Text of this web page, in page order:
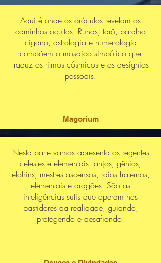
Aqui é onde os oráculos revelam os
caminhos ocultos. Runas, tarô, baralho
cigano, astrologia e numerologia
compõem o mosaico simbólico que
traduz os ritmos cósmicos e os desígnios
pessoais.
Magorium
Nesta parte vamos apresenta os regentes
celestes e elementais: anjos, gênios,
elohins, mestres ascensos, raios fraternos,
elementais e dragões. São as
inteligências sutis que operam nos
bastidores da realidade, guiando,
protegendo e desafiando.